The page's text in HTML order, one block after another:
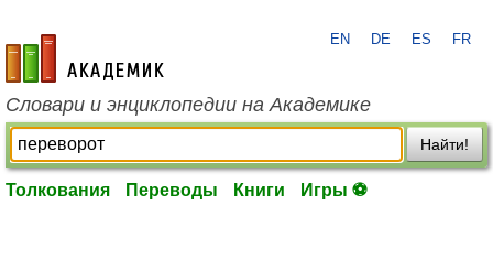
academic.ru
EN DE ES FR
Словари и энциклопедии на Академике
Найти!
Толкования Переводы Книги Игры ⚽